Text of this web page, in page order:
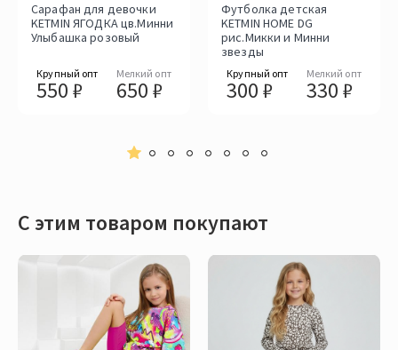
Сарафан для девочки
KETMIN ЯГОДКА цв.Минни
Улыбашка розовый
Крупный опт
550 ₽
Мелкий опт
650 ₽
Футболка детская
KETMIN HOME DG
рис.Микки и Минни
звезды
Крупный опт
300 ₽
Мелкий опт
330 ₽
С этим товаром покупают